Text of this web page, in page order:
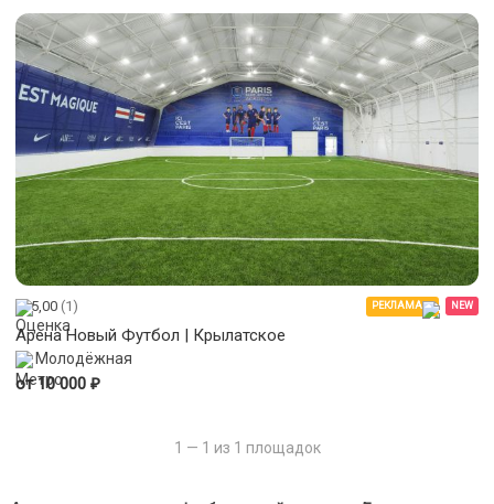
5,00 (1) РЕКЛАМА NEW
Арена Новый Футбол | Крылатское
Молодёжная
от 10 000 ₽
1 — 1 из 1 площадок